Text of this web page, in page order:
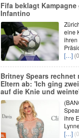
Fifa beklagt Kampagne
Infantino
eine
ihren
[…]
Britney Spears rechnet
Eltern ab: 'Ich ging
auf die Knie und
ihre
[…]